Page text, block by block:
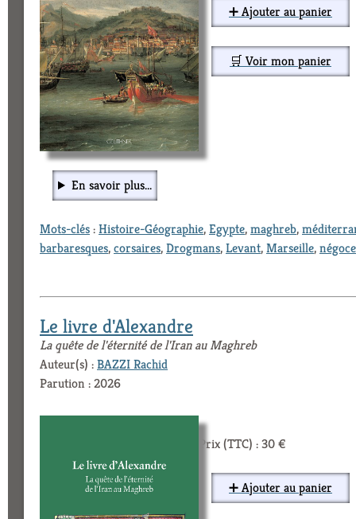
➕ Ajouter au panier
🛒 Voir mon panier
En savoir plus...
Mots-clés:Histoire-Géographie,Egypte,maghreb,
barbaresques,corsaires,Drogmans,Levant,Marseille,négoce
Le livre d'Alexandre
La quête de l'éternité de l'Iran au Maghreb
Auteur(s) :BAZZI Rachid
Parution : 2026
Prix (TTC) : 30 €
➕ Ajouter au panier